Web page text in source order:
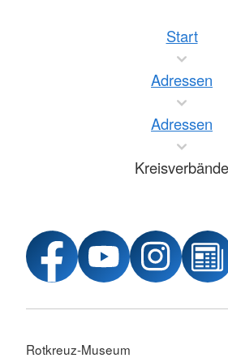
Start
Adressen
Adressen
Kreisverbände
Rotkreuz-Museum